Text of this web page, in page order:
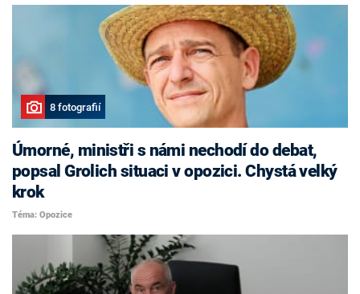
8 fotografií
Úmorné, ministři s námi nechodí do debat,
popsal Grolich situaci v opozici. Chystá velký
krok
Téma: Opozice